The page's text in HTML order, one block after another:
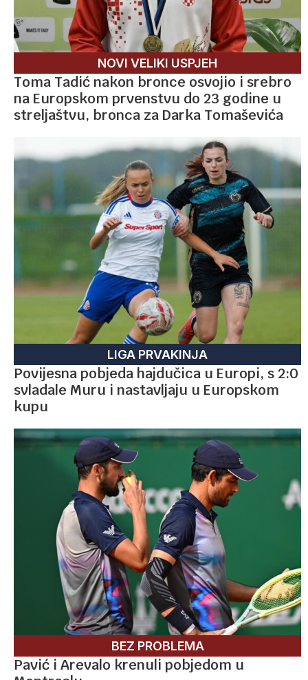
NOVI VELIKI USPJEH
Toma Tadić nakon bronce osvojio i srebro
na Europskom prvenstvu do 23 godine u
streljaštvu, bronca za Darka Tomaševića
LIGA PRVAKINJA
Povijesna pobjeda hajdučica u Europi, s 2:0
svladale Muru i nastavljaju u Europskom
kupu
BEZ PROBLEMA
Pavić i Arevalo krenuli pobjedom u